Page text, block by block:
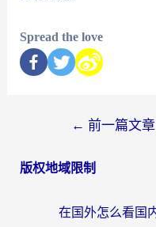
Spread the love
← 前一篇文章
版权地域限制